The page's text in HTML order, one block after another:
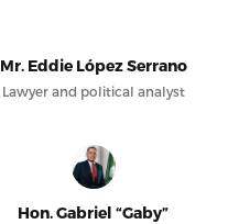
Mr. Eddie López Serrano
Lawyer and political analyst
Hon. Gabriel “Gaby”